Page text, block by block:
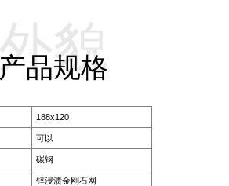
产品规格
外貌
188x120
可以
碳钢
锌浸渍金刚石网